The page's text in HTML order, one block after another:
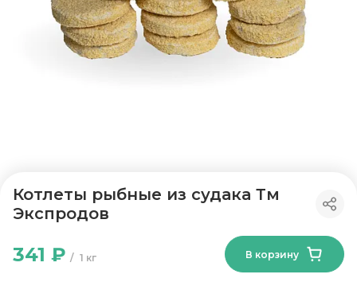
Котлеты рыбные из судака Тм
Экспродов
1 кг
341 ₽ В корзину